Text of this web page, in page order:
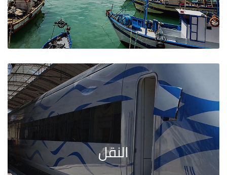
النقل